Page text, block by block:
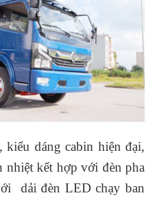
dáng cabin hiện đại,
nhiệt kết hợp với đèn pha
dải đèn LED chạy ban